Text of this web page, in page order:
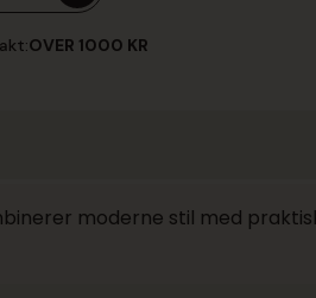
OVER 1000 KR
moderne stil med